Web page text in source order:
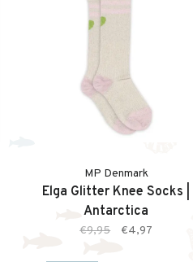
MP Denmark
Elga Glitter Knee Socks |
Antarctica
€9,95 €4,97